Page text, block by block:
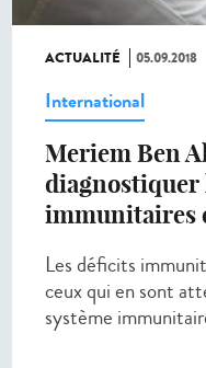
ACTUALITÉ 05.09.2018
International
Meriem Ben
diagnostiquer
immunitaires
Les déficits
ceux qui en sont
système